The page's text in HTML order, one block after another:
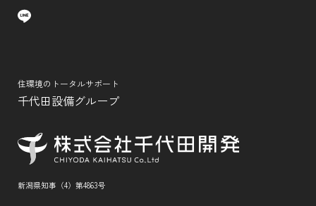
住環境のトータルサポート
千代田設備グループ
新潟県知事（4）第4863号